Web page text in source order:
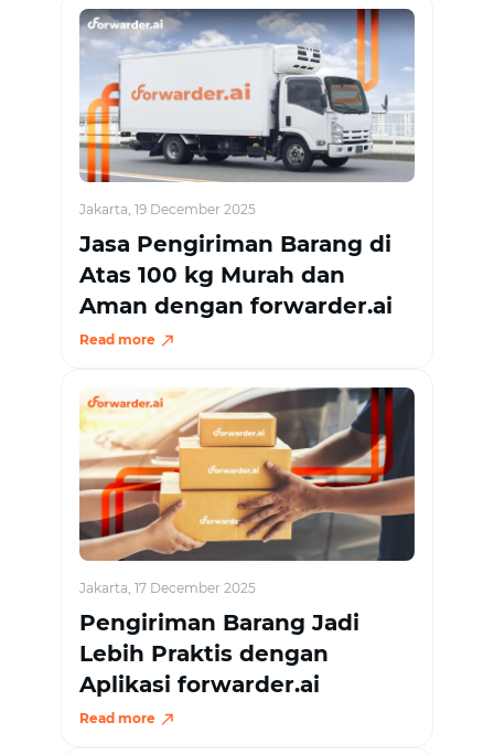
Jakarta, 19 December 2025
Jasa Pengiriman Barang di
Atas 100 kg Murah dan
Aman dengan forwarder.ai
Read more
Jakarta, 17 December 2025
Pengiriman Barang Jadi
Lebih Praktis dengan
Aplikasi forwarder.ai
Read more